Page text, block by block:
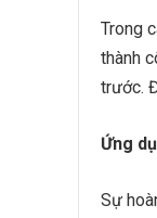
Trong
thành
trước.
Ứng
Sự